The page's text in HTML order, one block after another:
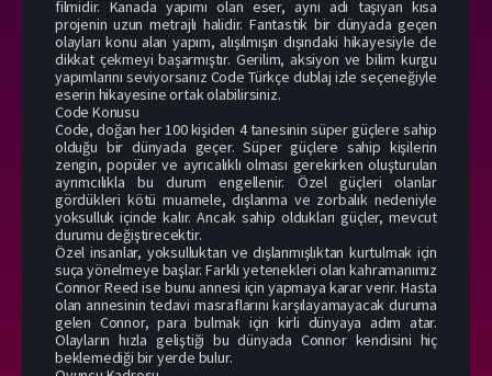
filmidir. Kanada yapımı olan eser, aynı adı taşıyan kısa
projenin uzun metrajlı halidir. Fantastik bir dünyada geçen
olayları konu alan yapım, alışılmışın dışındaki hikayesiyle de
dikkat çekmeyi başarmıştır. Gerilim, aksiyon ve bilim kurgu
yapımlarını seviyorsanız Code Türkçe dublaj izle seçeneğiyle
eserin hikayesine ortak olabilirsiniz.
Code Konusu
Code, doğan her 100 kişiden 4 tanesinin süper güçlere sahip
olduğu bir dünyada geçer. Süper güçlere sahip kişilerin
zengin, popüler ve ayrıcalıklı olması gerekirken oluşturulan
ayrımcılıkla bu durum engellenir. Özel güçleri olanlar
gördükleri kötü muamele, dışlanma ve zorbalık nedeniyle
yoksulluk içinde kalır. Ancak sahip oldukları güçler, mevcut
durumu değiştirecektir.
Özel insanlar, yoksulluktan ve dışlanmışlıktan kurtulmak için
suça yönelmeye başlar. Farklı yetenekleri olan kahramanımız
Connor Reed ise bunu annesi için yapmaya karar verir. Hasta
olan annesinin tedavi masraflarını karşılayamayacak duruma
gelen Connor, para bulmak için kirli dünyaya adım atar.
Olayların hızla geliştiği bu dünyada Connor kendisini hiç
beklemediği bir yerde bulur.